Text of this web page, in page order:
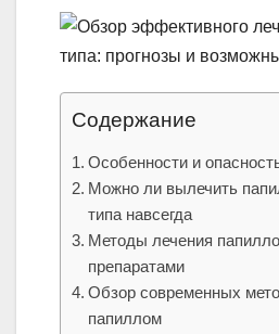
Содержание
Особенности и
Можно ли вылечить
типа навсегда
Методы лечения
препаратами
Обзор современных
папиллом